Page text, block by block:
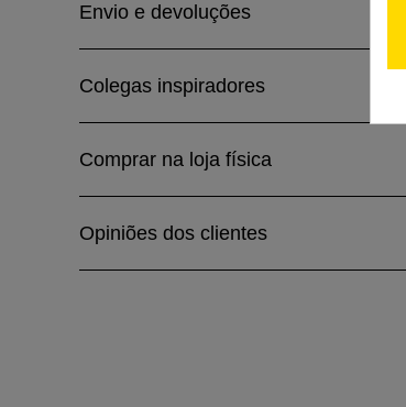
Envio e devoluções
Colegas inspiradores
Comprar na loja física
Opiniões dos clientes